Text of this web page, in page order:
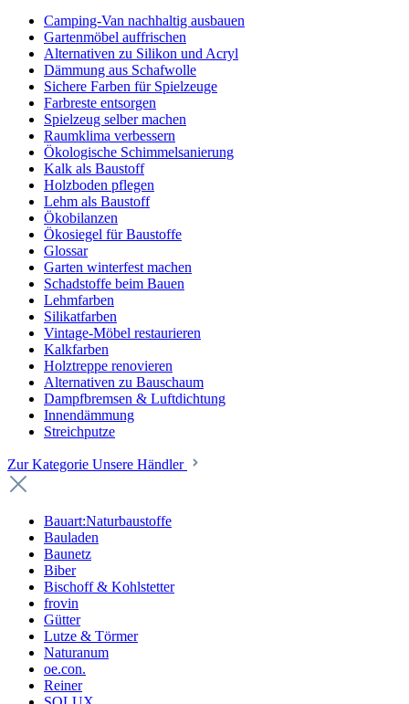
Camping-Van nachhaltig ausbauen
Gartenmöbel auffrischen
Alternativen zu Silikon und Acryl
Dämmung aus Schafwolle
Sichere Farben für Spielzeuge
Farbreste entsorgen
Spielzeug selber machen
Raumklima verbessern
Ökologische Schimmelsanierung
Kalk als Baustoff
Holzboden pflegen
Lehm als Baustoff
Ökobilanzen
Ökosiegel für Baustoffe
Glossar
Garten winterfest machen
Schadstoffe beim Bauen
Lehmfarben
Silikatfarben
Vintage-Möbel restaurieren
Kalkfarben
Holztreppe renovieren
Alternativen zu Bauschaum
Dampfbremsen & Luftdichtung
Innendämmung
Streichputze
Zur Kategorie Unsere Händler
Bauart:Naturbaustoffe
Bauladen
Baunetz
Biber
Bischoff & Kohlstetter
frovin
Gütter
Lutze & Törmer
Naturanum
oe.con.
Reiner